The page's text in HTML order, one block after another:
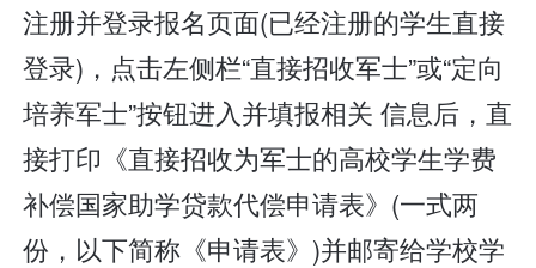
注册并登录报名页面(已经注册的学生直接
登录)，点击左侧栏“直接招收军士”或“定向
培养军士”按钮进入并填报相关 信息后，直
接打印《直接招收为军士的高校学生学费
补偿国家助学贷款代偿申请表》(一式两
份，以下简称《申请表》)并邮寄给学校学